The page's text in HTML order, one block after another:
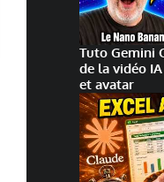
Tuto Gemini
de la vidéo
et avatar